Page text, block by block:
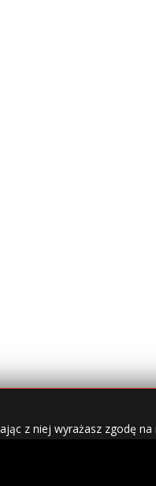
z niej wyrażasz zgodę